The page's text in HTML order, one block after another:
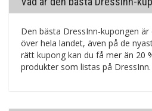
Den bästa DressInn-kupongen
över hela landet, även på de
rätt kupong kan du få mer än 20
produkter som listas på DressInn.